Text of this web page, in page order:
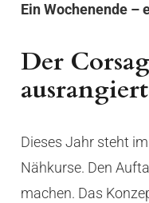
Ein Wochenende –
Der
Dieses Jahr steht
Nähkurse. Den
machen. Das